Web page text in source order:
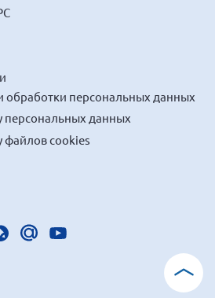
обработки персональных данных
персональных данных
файлов cookies